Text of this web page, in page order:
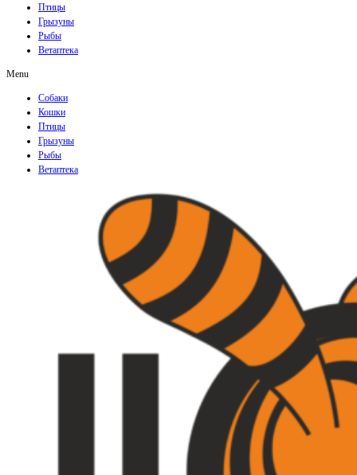
Птицы
Грызуны
Рыбы
Ветаптека
Menu
Собаки
Кошки
Птицы
Грызуны
Рыбы
Ветаптека